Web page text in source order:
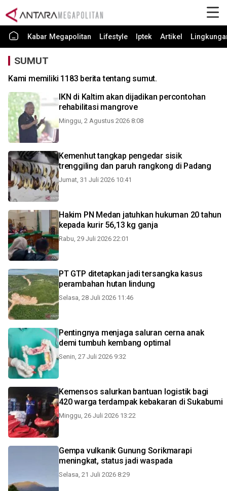
Kabar Megapolitan Lifestyle Iptek Artikel
SUMUT
Kami memiliki 1183 berita tentang sumut.
IKN di Kaltim akan dijadikan percontohan
rehabilitasi mangrove
Minggu, 2 Agustus 2026 8:08
Kemenhut tangkap pengedar sisik
trenggiling dan paruh rangkong di Padang
Jumat, 31 Juli 2026 10:41
Hakim PN Medan jatuhkan hukuman 20 tahun
kepada kurir 56,13 kg ganja
Rabu, 29 Juli 2026 22:01
PT GTP ditetapkan jadi tersangka kasus
perambahan hutan lindung
Selasa, 28 Juli 2026 11:46
Pentingnya menjaga saluran cerna anak
demi tumbuh kembang optimal
Senin, 27 Juli 2026 9:32
Kemensos salurkan bantuan logistik bagi
420 warga terdampak kebakaran di Sukabumi
Minggu, 26 Juli 2026 13:22
Gempa vulkanik Gunung Sorikmarapi
meningkat, status jadi waspada
Selasa, 21 Juli 2026 8:29